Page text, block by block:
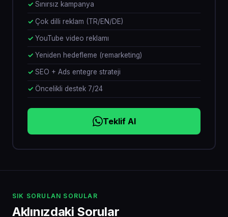
Sınırsız kampanya
Çok dilli reklam (TR/EN/DE)
YouTube video reklamı
Yeniden hedefleme (remarketing)
SEO + Ads entegre strateji
Öncelikli destek 7/24
Teklif Al
SIK SORULAN SORULAR
Aklınızdaki Sorular